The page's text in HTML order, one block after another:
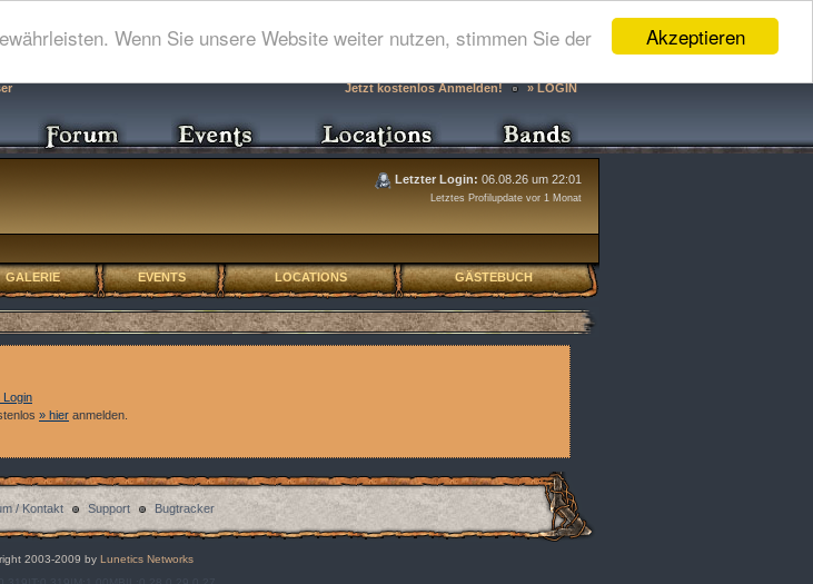
Akzeptieren
Wenn Sie unsere Website weiter nutzen, stimmen Sie der
Jetzt kostenlos Anmelden! » LOGIN
Letzter Login: 06.08.26 um 22:01
Letztes Profilupdate vor 1 Monat
GALERIE EVENTS LOCATIONS GÄSTEBUCH
Login
» hier anmelden.
/ Kontakt Support Bugtracker
2003-2009 byLunetics Networks